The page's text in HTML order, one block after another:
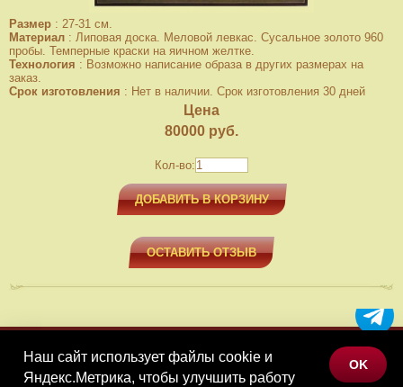
Размер : 27-31 см.
Материал : Липовая доска. Меловой левкас. Сусальное золото 960
пробы. Темперные краски на яичном желтке.
Технология : Возможно написание образа в других размерах на
заказ.
Срок изготовления : Нет в наличии. Срок изготовления 30 дней
Цена
80000 руб.
Кол-во:
ДОБАВИТЬ В КОРЗИНУ
ОСТАВИТЬ ОТЗЫВ
МЕНЮ
КАТАЛОГ ТОВАРОВ
Наш сайт использует файлы cookie и
Яндекс.Метрика, чтобы улучшить работу
OK